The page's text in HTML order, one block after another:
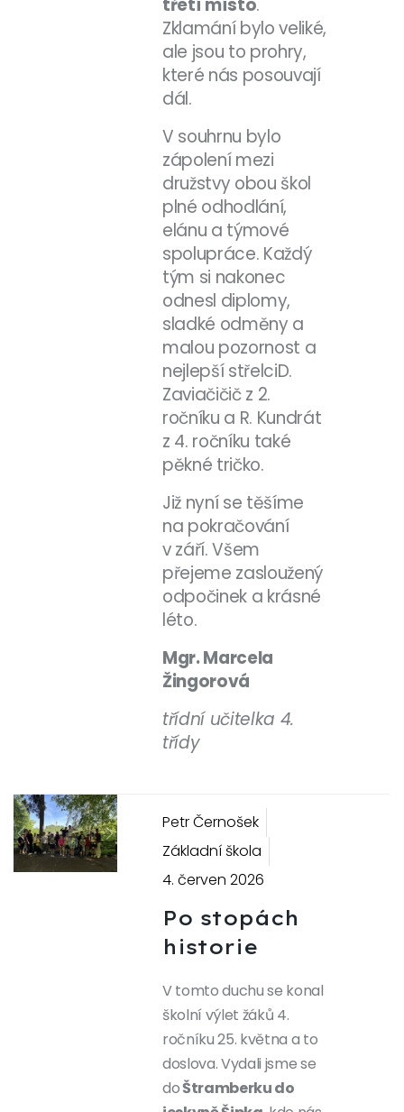
třetí místo.
Zklamání bylo veliké,
ale jsou to prohry,
které nás posouvají
dál.
V souhrnu bylo
zápolení mezi
družstvy obou škol
plné odhodlání,
elánu a týmové
spolupráce. Každý
tým si nakonec
odnesl diplomy,
sladké odměny a
malou pozornost a
nejlepší střelciD.
Zaviačičič z 2.
ročníku a R. Kundrát
z 4. ročníku také
pěkné tričko.
Již nyní se těšíme
na pokračování
v září. Všem
přejeme zasloužený
odpočinek a krásné
léto.
Mgr. Marcela
Žingorová
třídní učitelka 4.
třídy
Previous Next
Petr Černošek
Základní škola
4. červen 2026
Po stopách
historie
V tomto duchu se konal
školní výlet žáků 4.
ročníku 25. května a to
doslova. Vydali jsme se
doŠtramberku do